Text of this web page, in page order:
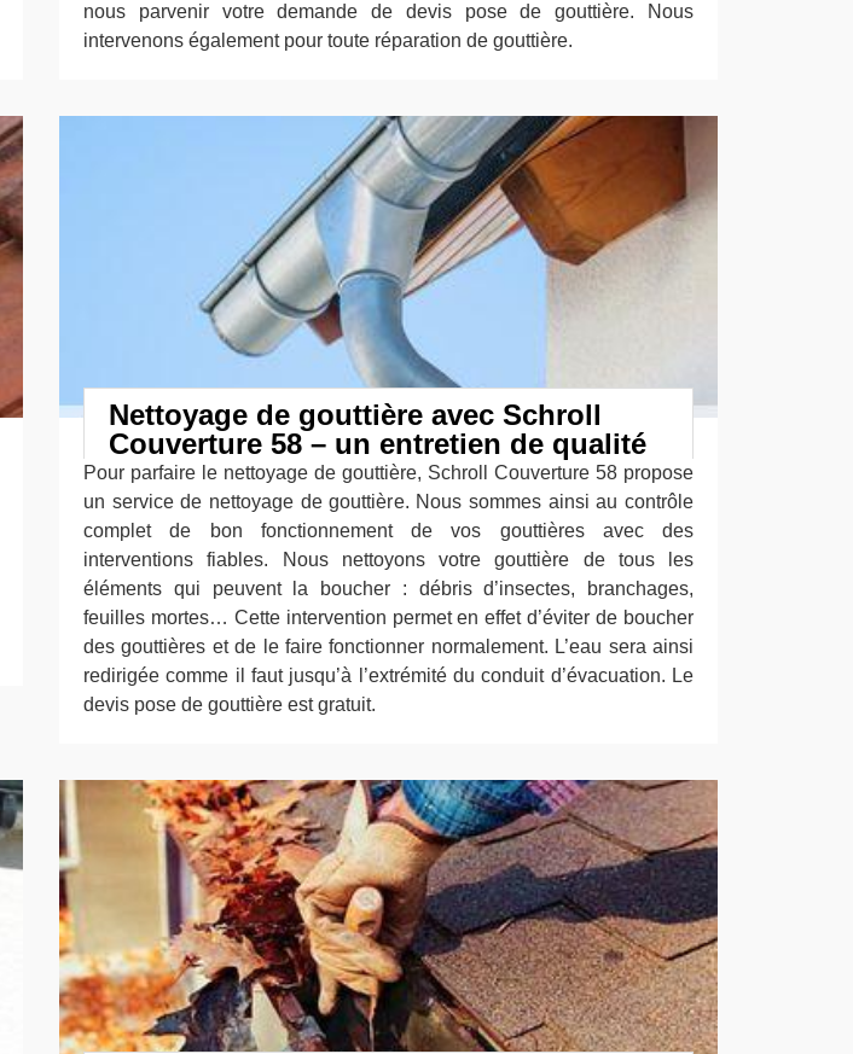
nous parvenir votre demande de devis pose de gouttière. Nous
intervenons également pour toute réparation de gouttière.
Nettoyage de gouttière avec Schroll
Couverture 58 – un entretien de qualité
Pour parfaire le nettoyage de gouttière, Schroll Couverture 58 propose
un service de nettoyage de gouttière. Nous sommes ainsi au contrôle
complet de bon fonctionnement de vos gouttières avec des
interventions fiables. Nous nettoyons votre gouttière de tous les
éléments qui peuvent la boucher : débris d’insectes, branchages,
feuilles mortes… Cette intervention permet en effet d’éviter de boucher
des gouttières et de le faire fonctionner normalement. L’eau sera ainsi
redirigée comme il faut jusqu’à l’extrémité du conduit d’évacuation. Le
devis pose de gouttière est gratuit.